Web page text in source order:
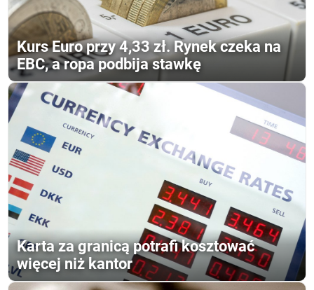
Kurs Euro przy 4,33 zł. Rynek czeka na
EBC, a ropa podbija stawkę
Karta za granicą potrafi kosztować
więcej niż kantor